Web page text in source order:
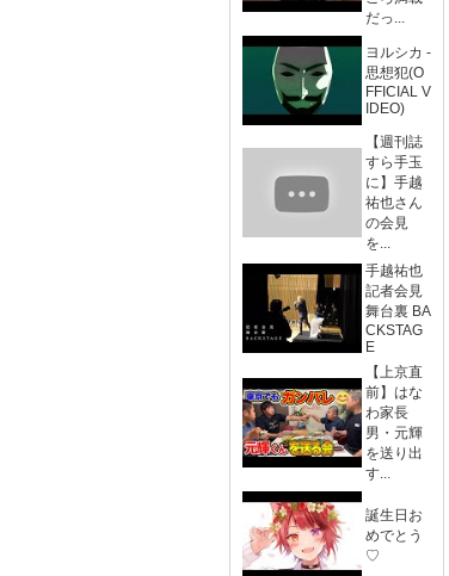
だっ...
ヨルシカ -
思想犯(O
FFICIAL V
IDEO)
【週刊誌
すら手玉
に】手越
祐也さん
の会見
を...
手越祐也
記者会見
舞台裏 BA
CKSTAG
E
【上京直
前】はな
わ家長
男・元輝
を送り出
す...
誕生日お
めでとう
♡